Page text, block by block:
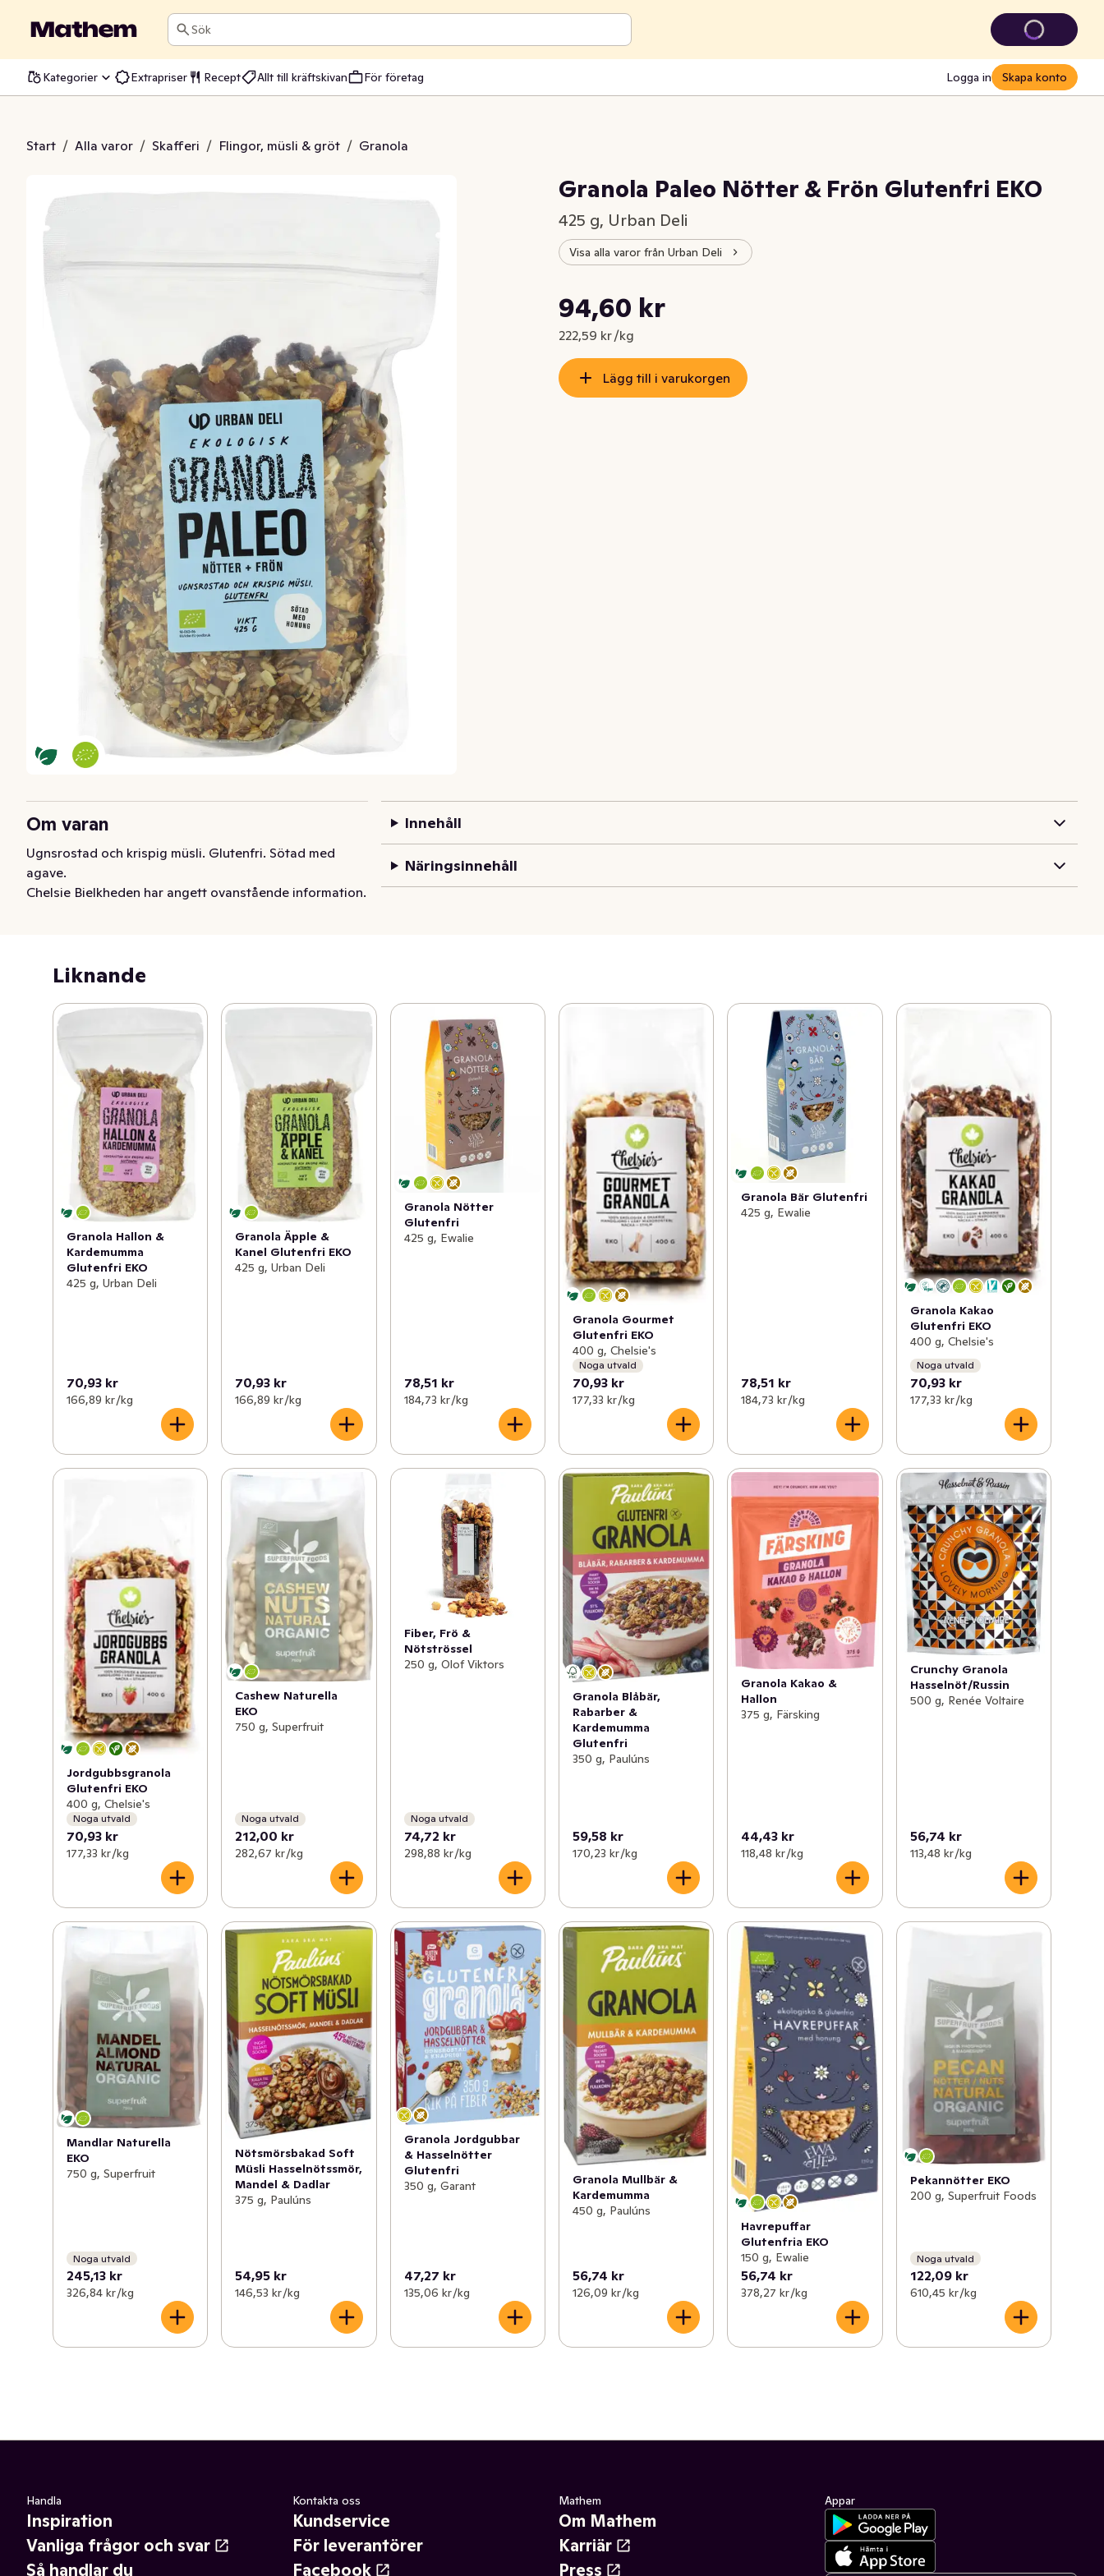
Sök
Kategorier Extrapriser Recept Allt till kräftskivan För företag Logga in Skapa konto
Start / Alla varor / Skafferi / Flingor, müsli & gröt / Granola
& Frön Glutenfri EKO
Granola Paleo Nötter & Frön Glutenfri EKO
425 g, Urban Deli
Visa alla varor från Urban Deli
Nuvarande pris är: 94,60 kr
94,60 kr
222,59 kr /kg
Styckpris: 222,59 kr /kg
Lägg till i varukorgen
Om varan
Ugnsrostad och krispig müsli. Glutenfri. Sötad med
agave.
Chelsie Bielkheden har angett ovanstående information.
Innehåll
Näringsinnehåll
Liknande
Granola Hallon &
Kardemumma
Glutenfri EKO
425 g, Urban Deli
70,93 kr
166,89 kr /kg
Granola Äpple &
Kanel Glutenfri EKO
425 g, Urban Deli
70,93 kr
166,89 kr /kg
Granola Nötter
Glutenfri
425 g, Ewalie
78,51 kr
184,73 kr /kg
Granola Gourmet
Glutenfri EKO
400 g, Chelsie's
Noga utvald
70,93 kr
177,33 kr /kg
Granola Bär Glutenfri
425 g, Ewalie
78,51 kr
184,73 kr /kg
Granola Kakao
Glutenfri EKO
400 g, Chelsie's
Noga utvald
70,93 kr
177,33 kr /kg
Jordgubbsgranola
Glutenfri EKO
400 g, Chelsie's
Noga utvald
70,93 kr
177,33 kr /kg
Cashew Naturella
EKO
750 g, Superfruit
Noga utvald
212,00 kr
282,67 kr /kg
Fiber, Frö &
Nötströssel
250 g, Olof Viktors
Noga utvald
74,72 kr
298,88 kr /kg
Granola Blåbär,
Rabarber &
Kardemumma
Glutenfri
350 g, Paulúns
59,58 kr
170,23 kr /kg
Granola Kakao &
Hallon
375 g, Färsking
44,43 kr
118,48 kr /kg
Crunchy Granola
Hasselnöt/Russin
500 g, Renée Voltaire
56,74 kr
113,48 kr /kg
Mandlar Naturella
EKO
750 g, Superfruit
Noga utvald
245,13 kr
326,84 kr /kg
Nötsmörsbakad Soft
Müsli Hasselnötssmör,
Mandel & Dadlar
375 g, Paulúns
54,95 kr
146,53 kr /kg
Granola Jordgubbar
& Hasselnötter
Glutenfri
350 g, Garant
47,27 kr
135,06 kr /kg
Granola Mullbär &
Kardemumma
450 g, Paulúns
56,74 kr
126,09 kr /kg
Havrepuffar
Glutenfria EKO
150 g, Ewalie
56,74 kr
378,27 kr /kg
Pekannötter EKO
200 g, Superfruit Foods
Noga utvald
122,09 kr
610,45 kr /kg
Handla
Inspiration
Vanliga frågor och svar
Så handlar du
Kontakta oss
Kundservice
För leverantörer
Facebook
Mathem
Om Mathem
Karriär
Press
Appar